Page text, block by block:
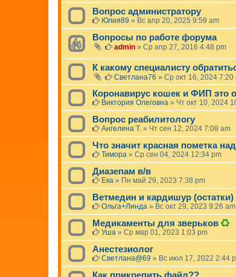
Вопрос администратору
Юлия89 » Вс апр 20, 2025 9:59 am
Вопросы по работе форума
admin » Ср апр 27, 2016 4:48 pm
К какому специалисту
Светлана76 » Ср окт 16, 2024 7:20
Коронавирус кошек и ФИП это
Виктория Олеговна » Чт окт 10, 2024
Вопрос реабилитологу
Ангелина Т. » Чт сен 12, 2024 7:08 am
Что значит красная пометка
Тимора » Ср сен 04, 2024 12:34 pm
Диазепам в/в
Ека » Пн май 29, 2023 7:38 pm
Ветмедин и кардишур (остатки)
Ольга+Линда » Вс окт 29, 2023 9:26 am
Медикаменты для зверьков
н
а
я
Уша » Ср мар 01, 2023 1:03 pm
Анестезиолог
Светлана@69 » Вс июл 17, 2022 2:44